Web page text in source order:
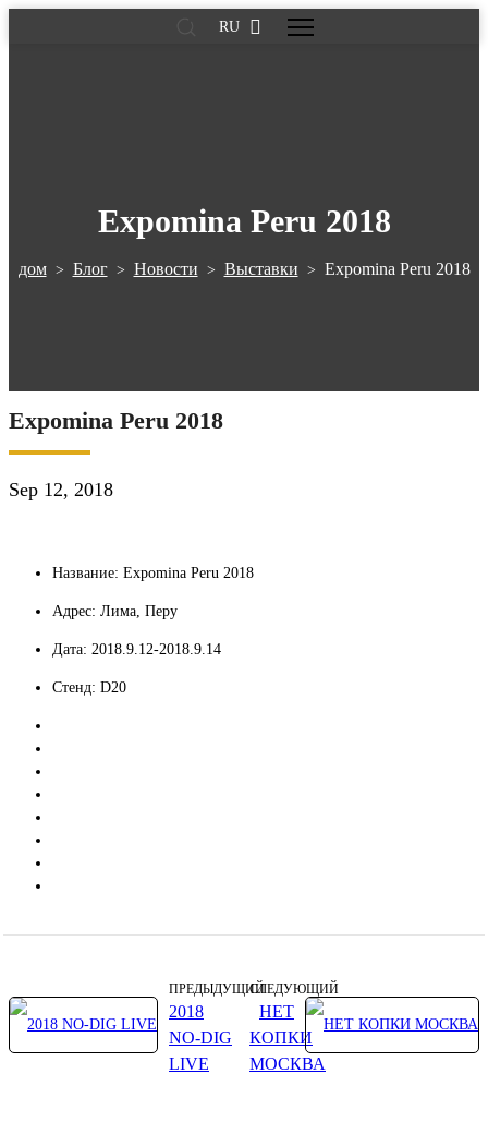
RU
Expomina Peru 2018
дом> Блог> Новости > Выставки > Expomina Peru 2018
Expomina Peru 2018
Sep 12, 2018
Название: Expomina Peru 2018
Адрес: Лима, Перу
Дата: 2018.9.12-2018.9.14
Стенд: D20
ПРЕДЫДУЩИЙ
2018
NO-DIG
LIVE
СЛЕДУЮЩИЙ
НЕТ
КОПКИ
МОСКВА